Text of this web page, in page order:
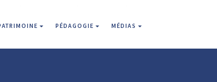
PÉDAGOGIE MÉDIAS